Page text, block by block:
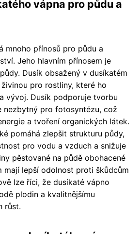
vápna pro půdu a
mnoho přínosů pro půdu a
Jeho hlavním přínosem je
Dusík obsažený v dusíkatém
pro rostliny, které ho
vývoj. Dusík podporuje tvorbu
nezbytný pro fotosyntézu, což
a tvoření organických látek.
pomáhá zlepšit strukturu půdy,
pro vodu a vzduch a snižuje
pěstované na půdě obohacené
mají lepší odolnost proti škůdcům
lze říci, že dusíkaté vápno
plodin a kvalitnějšímu
růst.